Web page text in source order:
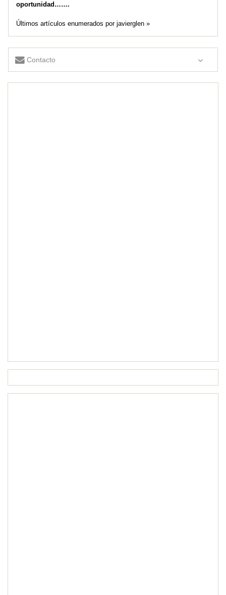
oportunidad…….
Últimos artículos enumerados por javierglen »
Contacto